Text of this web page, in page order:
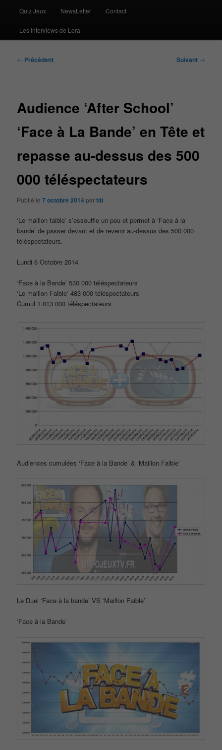
Quiz Jeux NewsLetter Contact
Les interviews de Lora
Navigation
← Précédent Suivant →
Audience ‘After School’
‘Face à La Bande’ en Tête et
repasse au-dessus des 500
000 téléspectateurs
Publié le7 octobre 2014 partiti
‘Le maillon faible’ s’essouffle un peu et permet à ‘Face à la
bande’ de passer devant et de revenir au-dessus des 500 000
téléspectateurs.
Lundi 6 Octobre 2014
‘Face à la Bande’ 530 000 téléspectateurs
‘Le maillon Faible’ 483 000 téléspectateurs
Cumul 1 013 000 téléspectateurs
Audiences cumulées ‘Face à la Bande’ & ‘Maillon Faible’
Le Duel ‘Face à la bande’ VS ‘Maillon Faible’
‘Face à la Bande’